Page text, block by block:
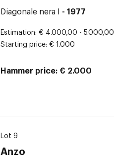
Diagonale nera I - 1977
Estimation € 4.000,00 - 5.000,00
Starting price € 1.000
Hammer price € 2.000
Lot 9
Anzo